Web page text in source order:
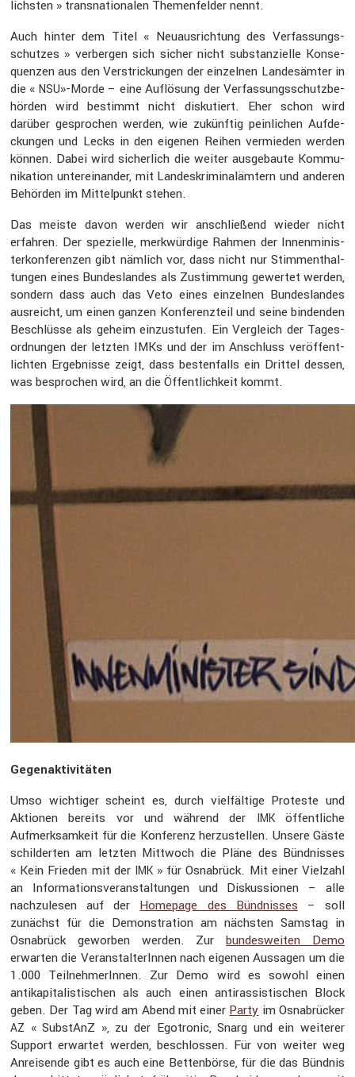
lichsten » trans­na­tio­nalen Themen­felder nennt.
Auch hinter dem Titel « Neuaus­rich­tung des Verfas­sungs­
schutzes » verbergen sich sicher nicht substan­zi­elle Konse­
quenzen aus den Verstri­ckungen der einzelnen Landes­ämter in
die « NSU»-Morde – eine Auflö­sung der Verfas­sungs­schutz­be­
hörden wird bestimmt nicht disku­tiert. Eher schon wird
darüber gespro­chen werden, wie zukünftig peinli­chen Aufde­
ckungen und Lecks in den eigenen Reihen vermieden werden
können. Dabei wird sicher­lich die weiter ausge­baute Kommu­
ni­ka­tion unter­ein­ander, mit Landes­kri­mi­nal­äm­tern und anderen
Behörden im Mittel­punkt stehen.
Das meiste davon werden wir anschlie­ßend wieder nicht
erfahren. Der spezi­elle, merkwür­dige Rahmen der Innen­mi­nis­
ter­kon­fe­renzen gibt nämlich vor, dass nicht nur Stimm­ent­hal­
tungen eines Bundes­landes als Zustim­mung gewertet werden,
sondern dass auch das Veto eines einzelnen Bundes­landes
ausreicht, um einen ganzen Konfe­renz­teil und seine bindenden
Beschlüsse als geheim einzu­stufen. Ein Vergleich der Tages­
ord­nungen der letzten IMKs und der im Anschluss veröf­fent­
lichten Ergeb­nisse zeigt, dass besten­falls ein Drittel dessen,
was bespro­chen wird, an die Öffent­lich­keit kommt.
Gegen­ak­ti­vi­täten
Umso wichtiger scheint es, durch vielfäl­tige Proteste und
Aktionen bereits vor und während der
IMKöffent­liche
Aufmerk­sam­keit für die Konfe­renz herzu­stellen. Unsere Gäste
schil­derten am letzten Mittwoch die Pläne des Bündnisses
« Kein Frieden mit der IMK» für Osnabrück. Mit einer Vielzahl
an Infor­ma­ti­ons­ver­an­stal­tungen und Diskus­sionen – alle
nachzu­lesen auf der Homepage des Bündnisses – soll
zunächst für die Demons­tra­tion am nächsten Samstag in
Osnabrück geworben werden. Zurbundes­weiten Demo
erwarten die Veran­stal­te­rInnen nach eigenen Aussagen um die
1.000 Teilneh­me­rInnen. Zur Demo wird es sowohl einen
antika­pi­ta­lis­ti­schen als auch einen antiras­sis­ti­schen Block
geben. Der Tag wird am Abend mit einer Party im Osnabrü­cker
AZ « SubstAnZ », zu der Egotronic, Snarg und ein weiterer
Support erwartet werden, beschlossen. Für von weiter weg
Anrei­sende gibt es auch eine Betten­börse, für die das Bündnis